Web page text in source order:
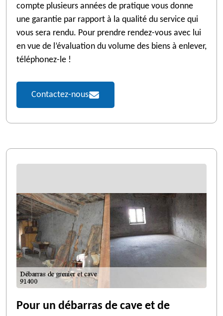
compte plusieurs années de pratique vous donne
une garantie par rapport à la qualité du service qui
vous sera rendu. Pour prendre rendez-vous avec lui
en vue de l’évaluation du volume des biens à enlever,
téléphonez-le !
Contactez-nous
Pour un débarras de cave et de